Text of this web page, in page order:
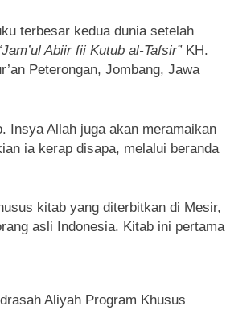
terbesar kedua dunia setelah
Abiir fii Kutub al-Tafsir” KH.
Peterongan, Jombang, Jawa
Insya Allah juga akan meramaikan
ia kerap disapa, melalui beranda
kitab yang diterbitkan di Mesir,
asli Indonesia. Kitab ini pertama
Aliyah Program Khusus